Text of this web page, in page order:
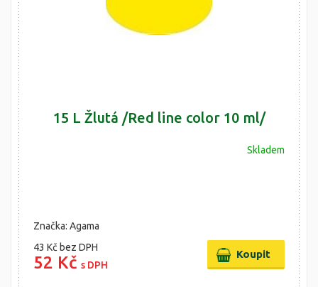
15 L Žlutá /Red line color 10 ml/
Skladem
Značka: Agama
43 Kč bez DPH
52 Kč s DPH